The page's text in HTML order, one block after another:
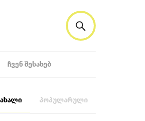
ᲩᲕᲔᲜ ᲨᲔᲡᲐᲮᲔᲑ
ახალი პოპულარული